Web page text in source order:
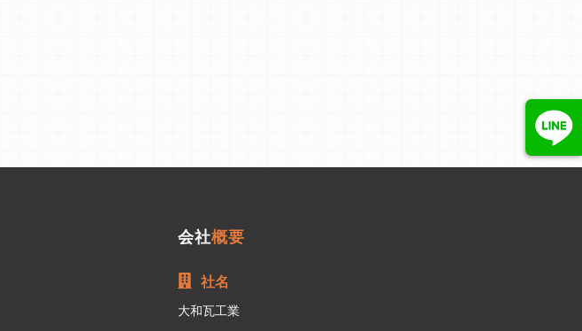
会社概要
社名
大和瓦工業